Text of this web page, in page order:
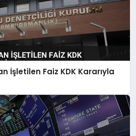
İşletilen Faiz KDK Kararıyla